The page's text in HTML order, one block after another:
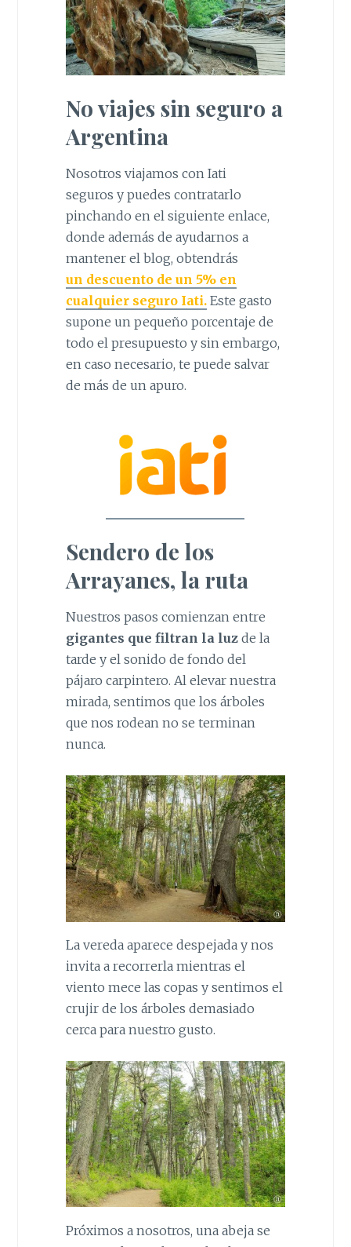
No viajes sin seguro a
Argentina
Nosotros viajamos con Iati
seguros y puedes contratarlo
pinchando en el siguiente enlace,
donde además de ayudarnos a
mantener el blog, obtendrás
un descuento de un 5% en
cualquier seguro Iati.Este gasto
supone un pequeño porcentaje de
todo el presupuesto y sin embargo,
en caso necesario, te puede salvar
de más de un apuro.
Sendero de los
Arrayanes, la ruta
Nuestros pasos comienzan entre
gigantes que filtran la luzde la
tarde y el sonido de fondo del
pájaro carpintero. Al elevar nuestra
mirada, sentimos que los árboles
que nos rodean no se terminan
nunca.
La vereda aparece despejada y nos
invita a recorrerla mientras el
viento mece las copas y sentimos el
crujir de los árboles demasiado
cerca para nuestro gusto.
Próximos a nosotros, una abeja se